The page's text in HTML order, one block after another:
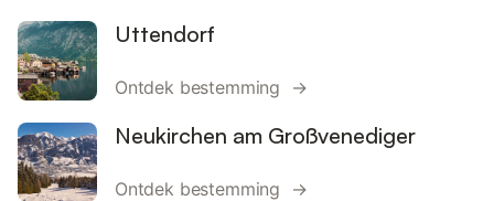
Uttendorf
Ontdek bestemming →
Neukirchen am Großvenediger
Ontdek bestemming →